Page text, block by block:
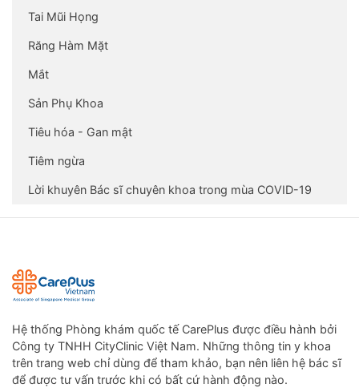
Tai Mũi Họng
Răng Hàm Mặt
Mắt
Sản Phụ Khoa
Tiêu hóa - Gan mật
Tiêm ngừa
Lời khuyên Bác sĩ chuyên khoa trong mùa COVID-19
Hệ thống Phòng khám quốc tế CarePlus được điều hành bởi
Công ty TNHH CityClinic Việt Nam. Những thông tin y khoa
trên trang web chỉ dùng để tham khảo, bạn nên liên hệ bác sĩ
để được tư vấn trước khi có bất cứ hành động nào.